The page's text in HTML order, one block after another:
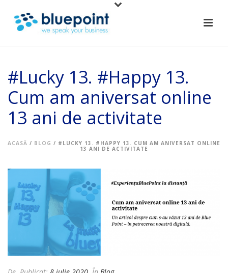
#Lucky 13. #Happy 13.
Cum am aniversat online
13 ani de activitate
ACASĂ / BLOG / #LUCKY 13. #HAPPY 13. CUM AM ANIVERSAT ONLINE
13 ANI DE ACTIVITATE